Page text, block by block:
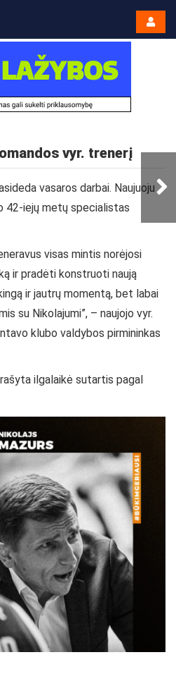
vyr. trenerį
vasaros darbai. Naujuoju
42-iejų metų specialistas
visas mintis norėjosi
ir pradėti konstruoti naują
ir jautrų momentą, bet labai
su Nikolajumi”, – naujojo vyr.
klubo valdybos pirmininkas
ilgalaikė sutartis pagal